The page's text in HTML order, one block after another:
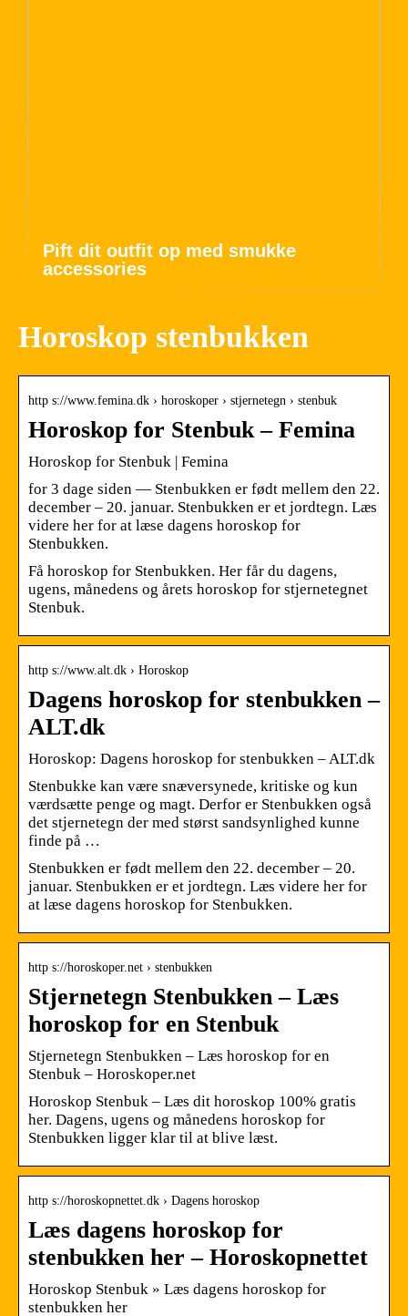
Pift dit outfit op med smukke
accessories
Horoskop stenbukken
http s://www.femina.dk › horoskoper › stjernetegn › stenbuk
Horoskop for Stenbuk – Femina
Horoskop for Stenbuk | Femina
for 3 dage siden — Stenbukken er født mellem den 22.
december – 20. januar. Stenbukken er et jordtegn. Læs
videre her for at læse dagens horoskop for
Stenbukken.
Få horoskop for Stenbukken. Her får du dagens,
ugens, månedens og årets horoskop for stjernetegnet
Stenbuk.
http s://www.alt.dk › Horoskop
Dagens horoskop for stenbukken –
ALT.dk
Horoskop: Dagens horoskop for stenbukken – ALT.dk
Stenbukke kan være snæversynede, kritiske og kun
værdsætte penge og magt. Derfor er Stenbukken også
det stjernetegn der med størst sandsynlighed kunne
finde på …
Stenbukken er født mellem den 22. december – 20.
januar. Stenbukken er et jordtegn. Læs videre her for
at læse dagens horoskop for Stenbukken.
http s://horoskoper.net › stenbukken
Stjernetegn Stenbukken – Læs
horoskop for en Stenbuk
Stjernetegn Stenbukken – Læs horoskop for en
Stenbuk – Horoskoper.net
Horoskop Stenbuk – Læs dit horoskop 100% gratis
her. Dagens, ugens og månedens horoskop for
Stenbukken ligger klar til at blive læst.
http s://horoskopnettet.dk › Dagens horoskop
Læs dagens horoskop for
stenbukken her – Horoskopnettet
Horoskop Stenbuk » Læs dagens horoskop for
stenbukken her